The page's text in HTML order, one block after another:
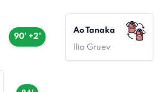
90' +2'
Ao Tanaka
Ilia Gruev